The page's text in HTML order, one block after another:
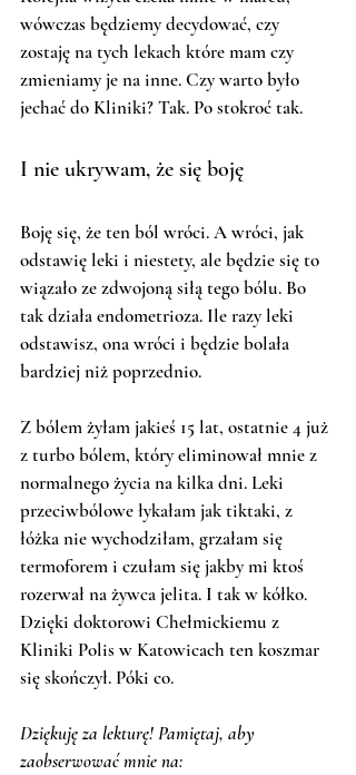
wówczas będziemy decydować, czy
zostaję na tych lekach które mam czy
zmieniamy je na inne. Czy warto było
jechać do Kliniki? Tak. Po stokroć tak.
I nie ukrywam, że się boję
Boję się, że ten ból wróci. A wróci, jak
odstawię leki i niestety, ale będzie się to
wiązało ze zdwojoną siłą tego bólu. Bo
tak działa endometrioza. Ile razy leki
odstawisz, ona wróci i będzie bolała
bardziej niż poprzednio.
Z bólem żyłam jakieś 15 lat, ostatnie 4 już
z turbo bólem, który eliminował mnie z
normalnego życia na kilka dni. Leki
przeciwbólowe łykałam jak tiktaki, z
łóżka nie wychodziłam, grzałam się
termoforem i czułam się jakby mi ktoś
rozerwał na żywca jelita. I tak w kółko.
Dzięki doktorowi Chełmickiemu z
Kliniki Polis w Katowicach ten koszmar
się skończył. Póki co.
Dziękuję za lekturę! Pamiętaj, aby
zaobserwować mnie na: